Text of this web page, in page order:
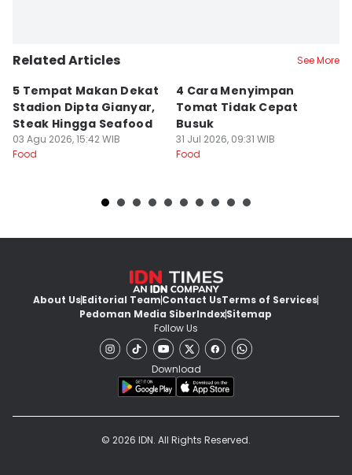
Related Articles See More
5 Tempat Makan Dekat
Stadion Dipta Gianyar,
Steak Hingga Seafood
03 Agu 2026, 15:42 WIB
Food
4 Cara Menyimpan
Tomat Tidak Cepat
Busuk
31 Jul 2026, 09:31 WIB
Food
About UsEditorial TeamContact UsTerms of Services
Pedoman Media SiberIndexSitemap
Follow Us
Download
© 2026 IDN. All Rights Reserved.